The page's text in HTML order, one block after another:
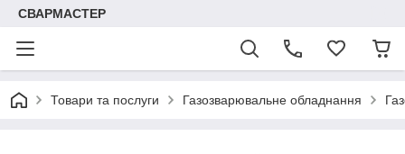
СВАРМАСТЕР
Товари та послуги Газозварювальне обладнання